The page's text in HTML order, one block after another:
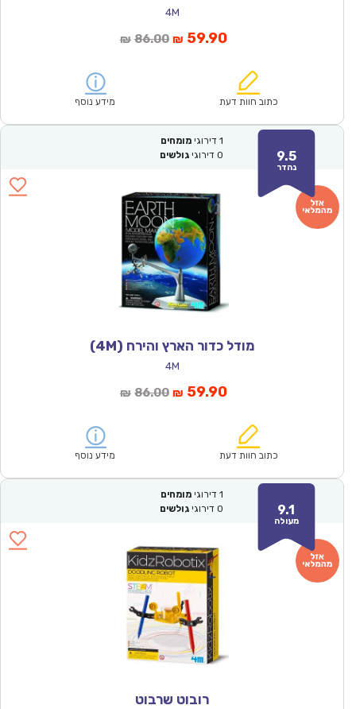
4M
₪ 86.00המחיר
₪86.00.
₪ 59.90המחיר
הוא:
כתוב חוות דעת מידע נוסף
9.5
נהדר
1 דירוגי מומחים
0 דירוגי גולשים
מודל כדור הארץ והירח (4M)
4M
₪ 86.00המחיר
₪86.00.
₪ 59.90המחיר
הוא:
כתוב חוות דעת מידע נוסף
9.1
מעולה
1 דירוגי מומחים
0 דירוגי גולשים
רובוט שרבוט